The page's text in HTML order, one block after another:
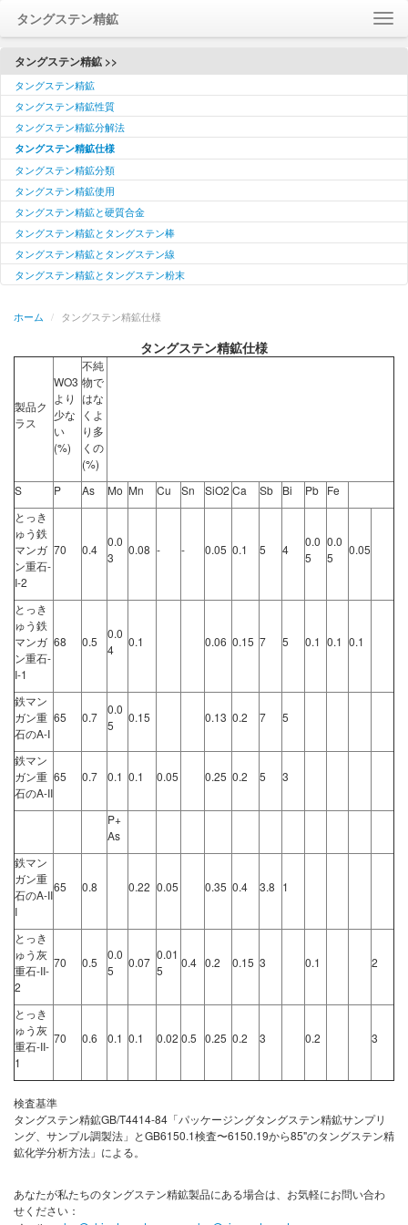
タングステン精鉱
ホーム
について
連絡
訪問
メッセージ
Language / 語言
タングステン精鉱 >>
タングステン精鉱
タングステン精鉱性質
タングステン精鉱分解法
タングステン精鉱仕様
タングステン精鉱分類
タングステン精鉱使用
タングステン精鉱と硬質合金
タングステン精鉱とタングステン棒
タングステン精鉱とタングステン線
タングステン精鉱とタングステン粉末
ホーム / タングステン精鉱仕様
タングステン精鉱仕様
製品ク
ラス
WO3
より
少な
い
(%)
不純
物で
はな
くよ
り多
くの
(%)
S
P As Mo Mn Cu Sn SiO2 Ca Sb Bi Pb Fe
とっき
ゅう鉄
マンガ
ン重石-
I-2
70 0.4
0.0
3
0.08 - - 0.05 0.1 5 4
0.0
5
0.0
5
0.05
とっき
ゅう鉄
マンガ
ン重石-
I-1
68 0.5
0.0
4
0.1 0.06 0.15 7 5 0.1 0.1 0.1
鉄マン
ガン重
石のA-I
65 0.7
0.0
5
0.15 0.13 0.2 7 5
鉄マン
ガン重
石のA-II
65 0.7 0.1 0.1 0.05 0.25 0.2 5 3
P+
As
鉄マン
ガン重
石のA-II
I
65 0.8 0.22 0.05 0.35 0.4 3.8 1
とっき
ゅう灰
重石-II-
2
70 0.5
0.0
5
0.07
0.01
5
0.4 0.2 0.15 3 0.1 2
とっき
ゅう灰
重石-II-
1
70 0.6 0.1 0.1 0.02 0.5 0.25 0.2 3 0.2 3
検査基準
タングステン精鉱GB/T4414-84「パッケージングタングステン精鉱サンプリ
ング、サンプル調製法」とGB6150.1検査〜6150.19から85"のタングステン精
鉱化学分析方法」による。
あなたが私たちのタングステン精鉱製品にある場合は、お気軽にお問い合わ
せください：